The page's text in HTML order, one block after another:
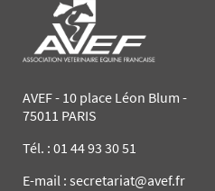
AVEF - 10 place Léon Blum -
75011 PARIS
Tél. : 01 44 93 30 51
E-mail : secretariat@avef.fr